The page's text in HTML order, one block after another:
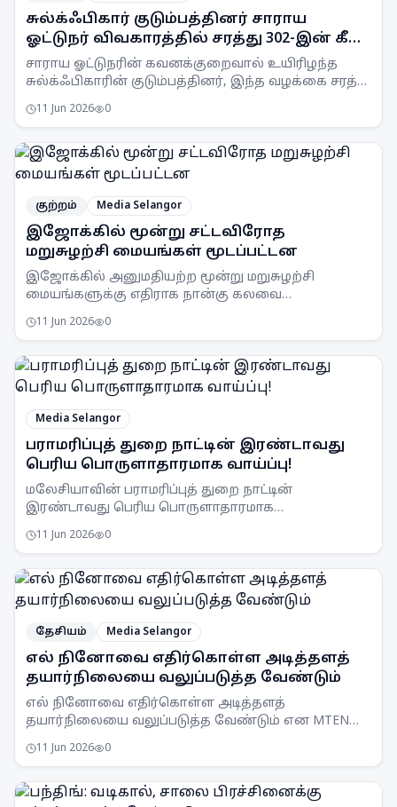
சுல்க்ஃபிகார் குடும்பத்தினர் சாராய
ஓட்டுநர் விவகாரத்தில் சரத்து 302-இன் கீழ்
விசாரணையை கோருகின்றனர்
சாராய ஓட்டுநரின் கவனக்குறைவால் உயிரிழந்த
சுல்க்ஃபிகாரின் குடும்பத்தினர், இந்த வழக்கை சரத்து
ஆவணங்கள் ஏற்கனவே தஜிப் பார்வைக்கு
11 Jun 2026 0
குற்றம் Media Selangor
இஜோக்கில் மூன்று சட்டவிரோத
மறுசுழற்சி மையங்கள் மூடப்பட்டன
இஜோக்கில் அனுமதியற்ற மூன்று மறுசுழற்சி
மையங்களுக்கு எதிராக நான்கு கலவை
பறிமுதல் உத்தரவுகளும் வழங்கப்பட்டன.
11 Jun 2026 0
Media Selangor
பராமரிப்புத் துறை நாட்டின் இரண்டாவது
பெரிய பொருளாதாரமாக வாய்ப்பு!
மலேசியாவின் பராமரிப்புத் துறை நாட்டின்
இரண்டாவது பெரிய பொருளாதாரமாக
மதிப்பு ஆண்டுக்கு ரிம379 பில்லியன் என
11 Jun 2026 0
தேசியம் Media Selangor
எல் நினோவை எதிர்கொள்ள அடித்தளத்
தயார்நிலையை வலுப்படுத்த வேண்டும்
எல் நினோவை எதிர்கொள்ள அடித்தளத்
தயார்நிலையை வலுப்படுத்த வேண்டும் என MTEN
விழிப்புணர்வு அதிகரிக்கப்படும்.
11 Jun 2026 0